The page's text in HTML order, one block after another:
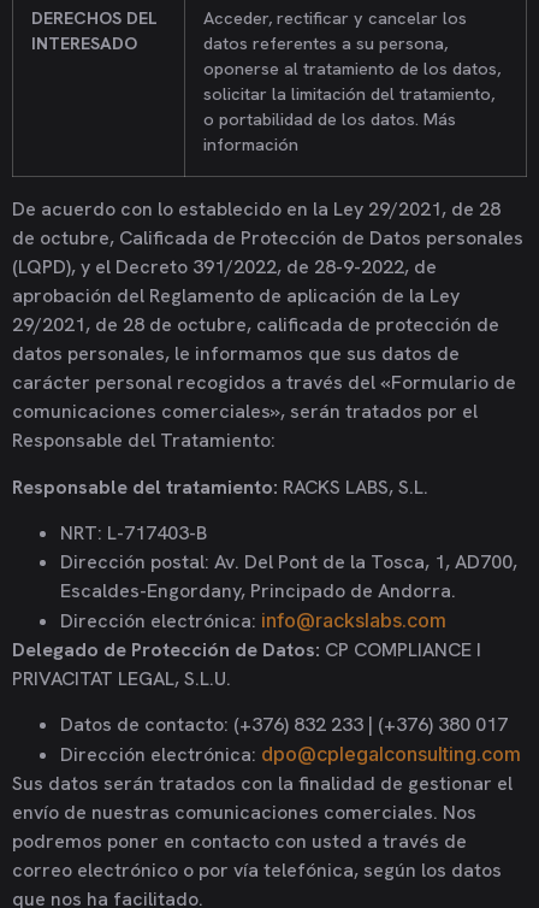
DERECHOS DEL
INTERESADO
Acceder, rectificar y cancelar los
datos referentes a su persona,
oponerse al tratamiento de los datos,
solicitar la limitación del tratamiento,
o portabilidad de los datos. Más
información
De acuerdo con lo establecido en la Ley 29/2021, de 28
de octubre, Calificada de Protección de Datos personales
(LQPD), y el Decreto 391/2022, de 28-9-2022, de
aprobación del Reglamento de aplicación de la Ley
29/2021, de 28 de octubre, calificada de protección de
datos personales, le informamos que sus datos de
carácter personal recogidos a través del «Formulario de
comunicaciones comerciales», serán tratados por el
Responsable del Tratamiento:
Responsable del tratamiento: RACKS LABS, S.L.
NRT: L-717403-B
Dirección postal: Av. Del Pont de la Tosca, 1, AD700,
Escaldes-Engordany, Principado de Andorra.
Dirección electrónica: info@rackslabs.com
Delegado de Protección de Datos: CP COMPLIANCE I
PRIVACITAT LEGAL, S.L.U.
Datos de contacto: (+376) 832 233 | (+376) 380 017
Dirección electrónica: dpo@cplegalconsulting.com
Sus datos serán tratados con la finalidad de gestionar el
envío de nuestras comunicaciones comerciales. Nos
podremos poner en contacto con usted a través de
correo electrónico o por vía telefónica, según los datos
que nos ha facilitado.